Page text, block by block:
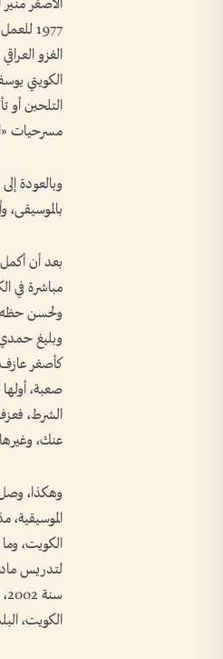
1977
الغزو
التلحين أو
مسرحيات
وبالعودة
مباشرة في
ولحسن
وبليغ حمدي
صعبة،
الشرط،
عنك،
الكويت،
لتدريس
الكويت،